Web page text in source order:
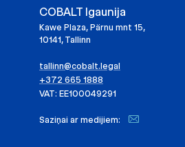
COBALT Igaunija
Kawe Plaza, Pärnu mnt 15,
10141, Tallinn
tallinn@cobalt.legal
+372 665 1888
VAT: EE100049291
Saziņai ar medijiem: